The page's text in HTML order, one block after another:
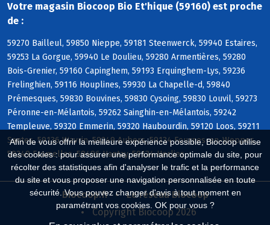
Afin de vous offrir la meilleure expérience possible, Biocoop utilise
des cookies : pour assurer une performance optimale du site, pour
récolter des statistiques afin d'analyser le trafic et la performance
du site et vous proposer une navigation personnalisée en toute
sécurité. Vous pouvez changer d'avis à tout moment en
paramétrant vos cookies. OK pour vous ?
Votre magasin Biocoop Bio Et'hique (59160) est proche
de :
59270 Bailleul, 59850 Nieppe, 59181 Steenwerck, 59940 Estaires,
59253 La Gorgue, 59940 Le Doulieu, 59280 Armentières, 59280
Bois-Grenier, 59160 Capinghem, 59193 Erquinghem-Lys, 59236
Frelinghien, 59116 Houplines, 59930 La Chapelle-d, 59840
Prémesques, 59830 Bouvines, 59830 Cysoing, 59830 Louvil, 59273
Péronne-en-Mélantois, 59262 Sainghin-en-Mélantois, 59242
Templeuve, 59320 Emmerin, 59320 Haubourdin, 59120 Loos, 59211
Santes, 59136 Wavrin, 59249 Aubers, 59134 Fournes-en-Weppes,
59249 Fromelles, 59496 Hantay, 59134 Herlies
Biocoop.fr
Le réseau Biocoop
Copyright Biocoop 2026